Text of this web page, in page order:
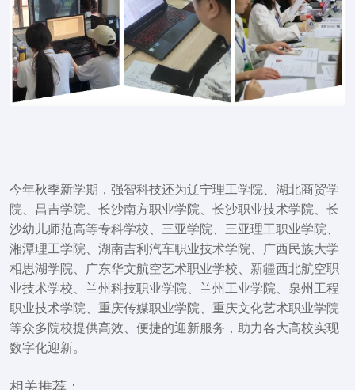
今年秋季新学期，强智科技还为辽宁理工学院、湖北商贸学
院、昌吉学院、长沙南方职业学院、长沙职业技术学院、长
沙幼儿师范高等专科学校、三亚学院、三亚理工职业学院、
湘潭理工学院、湖南吉利汽车职业技术学院、广西民族大学
相思湖学院、广东华文航空艺术职业学校、新疆西北航空职
业技术学校、兰州科技职业学院、兰州工业学院、泉州工程
职业技术学院、重庆传媒职业学院、重庆文化艺术职业学院
等众多院校提供高效、便捷的迎新服务，助力各大高校实现
数字化迎新。
相关推荐：